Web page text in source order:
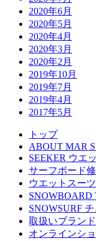
2020年6月
2020年5月
2020年4月
2020年3月
2020年2月
2019年10月
2019年7月
2019年4月
2017年5月
トップ
ABOUT MAR
SEEKER ウエ
サーフボード
ウエットスー
SNOWBOARD
SNOWSURF
取扱いブランド
オンラインシ